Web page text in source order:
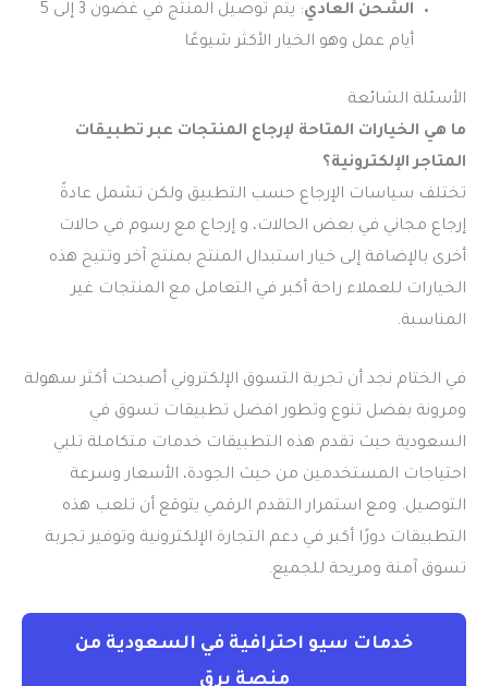
الشحن العادي
: يتم توصيل المنتج في غضون 3 إلى 5
أيام عمل وهو الخيار الأكثر شيوعًا
الأسئلة الشائعة
ما هي الخيارات المتاحة لإرجاع المنتجات عبر تطبيقات
المتاجر الإلكترونية؟
تختلف سياسات الإرجاع حسب التطبيق ولكن تشمل عادةً
إرجاع مجاني في بعض الحالات، و إرجاع مع رسوم في حالات
أخرى بالإضافة إلى خيار استبدال المنتج بمنتج آخر وتتيح هذه
الخيارات للعملاء راحة أكبر في التعامل مع المنتجات غير
المناسبة.
في الختام نجد أن تجربة التسوق الإلكتروني أصبحت أكثر سهولة
ومرونة بفضل تنوع وتطور افضل تطبيقات تسوق في
السعودية حيث تقدم هذه التطبيقات خدمات متكاملة تلبي
احتياجات المستخدمين من حيث الجودة، الأسعار وسرعة
التوصيل. ومع استمرار التقدم الرقمي يتوقع أن تلعب هذه
التطبيقات دورًا أكبر في دعم التجارة الإلكترونية وتوفير تجربة
تسوق آمنة ومريحة للجميع.
خدمات سيو احترافية في السعودية من
منصة برق